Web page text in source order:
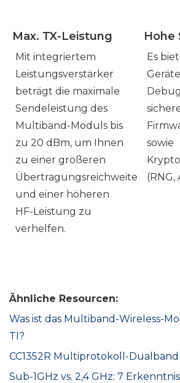
Max. TX-Leistung
Mit integriertem
Leistungsverstärker
beträgt die maximale
Sendeleistung des
Multiband-Moduls bis
zu 20 dBm, um Ihnen
zu einer größeren
Übertragungsreichweite
und einer höheren
HF-Leistung zu
verhelfen.
Hohe
Es
sowie
(RNG,
Ähnliche Resourcen:
Was ist das Multiband-Wireless-
TI?
CC1352R Multiprotokoll-
Sub-1GHz vs. 2,4 GHz: 7